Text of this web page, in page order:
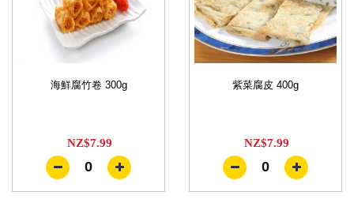
海鮮腐竹卷 300g
NZ$7.99
0
紫菜腐皮 400g
NZ$7.99
0